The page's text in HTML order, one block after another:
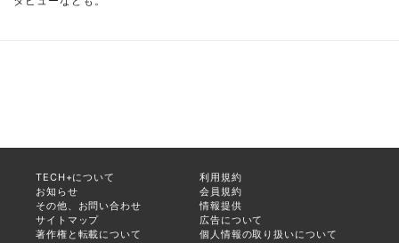
TECH+について
利用規約
お知らせ
会員規約
その他、お問い合わせ
情報提供
サイトマップ
広告について
著作権と転載について
個人情報の取り扱いについて